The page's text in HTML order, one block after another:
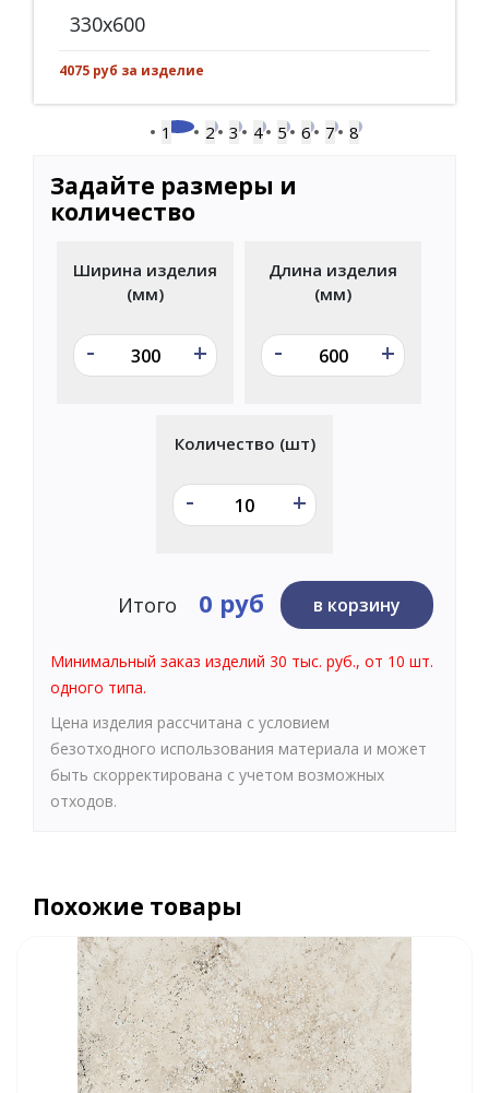
330x600
4075 руб за изделие
1 2 3 4 5 6 7 8
Задайте размеры и
количество
Ширина изделия
(мм)
- +
Длина изделия
(мм)
- +
Количество (шт)
- +
Итого 0 руб в корзину
Минимальный заказ изделий 30 тыс. руб., от 10 шт.
одного типа.
Цена изделия рассчитана с условием
безотходного использования материала и может
быть скорректирована с учетом возможных
отходов.
Похожие товары